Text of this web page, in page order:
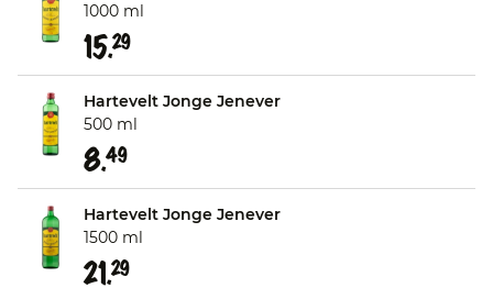
1000 ml
15.29
Hartevelt Jonge Jenever
500 ml
8.49
Hartevelt Jonge Jenever
1500 ml
21.29